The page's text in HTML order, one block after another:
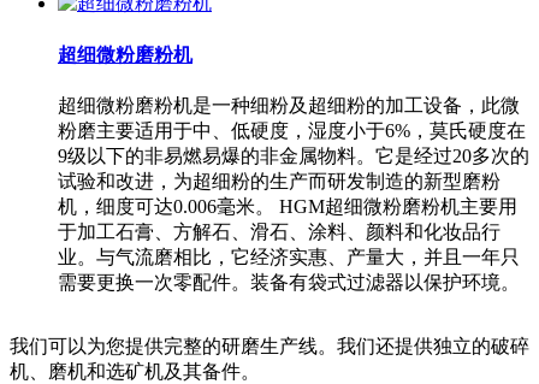
超细微粉磨粉机
超细微粉磨粉机是一种细粉及超细粉的加工设备，此微
粉磨主要适用于中、低硬度，湿度小于6%，莫氏硬度在
9级以下的非易燃易爆的非金属物料。它是经过20多次的
试验和改进，为超细粉的生产而研发制造的新型磨粉
机，细度可达0.006毫米。 HGM超细微粉磨粉机主要用
于加工石膏、方解石、滑石、涂料、颜料和化妆品行
业。与气流磨相比，它经济实惠、产量大，并且一年只
需要更换一次零配件。装备有袋式过滤器以保护环境。
我们可以为您提供完整的研磨生产线。我们还提供独立的破碎
机、磨机和选矿机及其备件。